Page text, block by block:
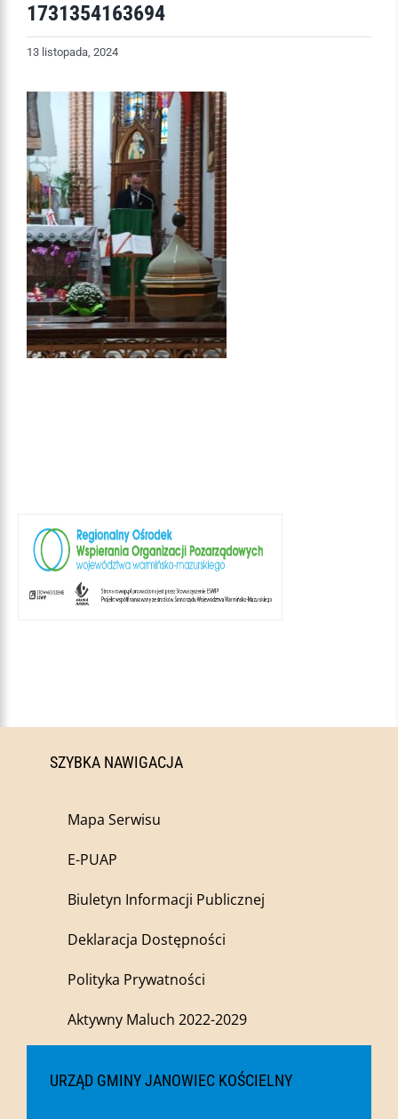
1731354163694
13 listopada, 2024
SZYBKA NAWIGACJA
Mapa Serwisu
E-PUAP
Biuletyn Informacji Publicznej
Deklaracja Dostępności
Polityka Prywatności
Aktywny Maluch 2022-2029
URZĄD GMINY JANOWIEC KOŚCIELNY